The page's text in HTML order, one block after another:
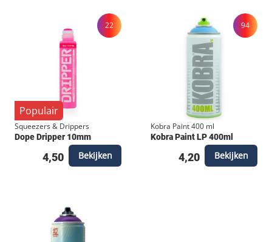
Populair
22
Squeezers & Drippers
Dope Dripper 10mm
4,50 Bekijken
94
Kobra Paint 400 ml
Kobra Paint LP 400ml
4,20 Bekijken